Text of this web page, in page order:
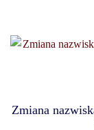
Zmiana